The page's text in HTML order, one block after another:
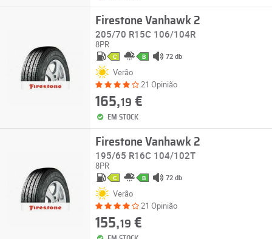
Firestone Vanhawk 2
205/70 R15C 106/104R
8PR
C B 72 db
Verão
21 Opinião
165,19 €
EM STOCK
Firestone Vanhawk 2
195/65 R16C 104/102T
8PR
C B 72 db
Verão
21 Opinião
155,19 €